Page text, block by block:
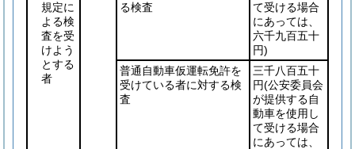
規定に
よる検
査を受
けよう
とする
者
る検査
て受ける場合
にあっては、
六千九百五十
円)
普通自動車仮運転免許を
受けている者に対する検
査
三千八百五十
円(公安委員会
が提供する自
動車を使用し
て受ける場合
にあっては、